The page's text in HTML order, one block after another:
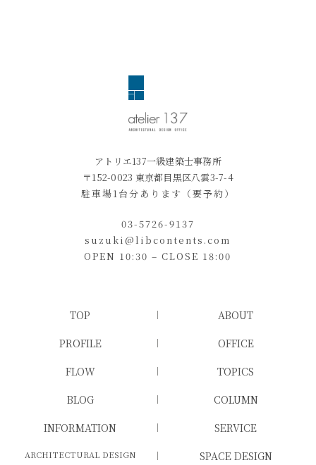
アトリエ137一級建築士事務所
〒152-0023 東京都目黒区八雲3-7-4
駐車場1台分あります（要予約）
03-5726-9137
suzuki@libcontents.com
OPEN 10:30 – CLOSE 18:00
TOP
ABOUT
PROFILE
OFFICE
FLOW
TOPICS
BLOG
COLUMN
INFORMATION
SERVICE
ARCHITECTURAL DESIGN SPACE DESIGN